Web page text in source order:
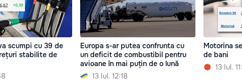
scumpi cu 39 de
stabilite de
Europa s-ar putea confrunta cu
un deficit de combustibil pentru
avioane în mai puțin de o lună
13 Iul. 12:18
Motorina
de bani
13 Iul.